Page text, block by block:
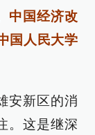
中国经济改
国人民大学
安新区的消
。这是继深